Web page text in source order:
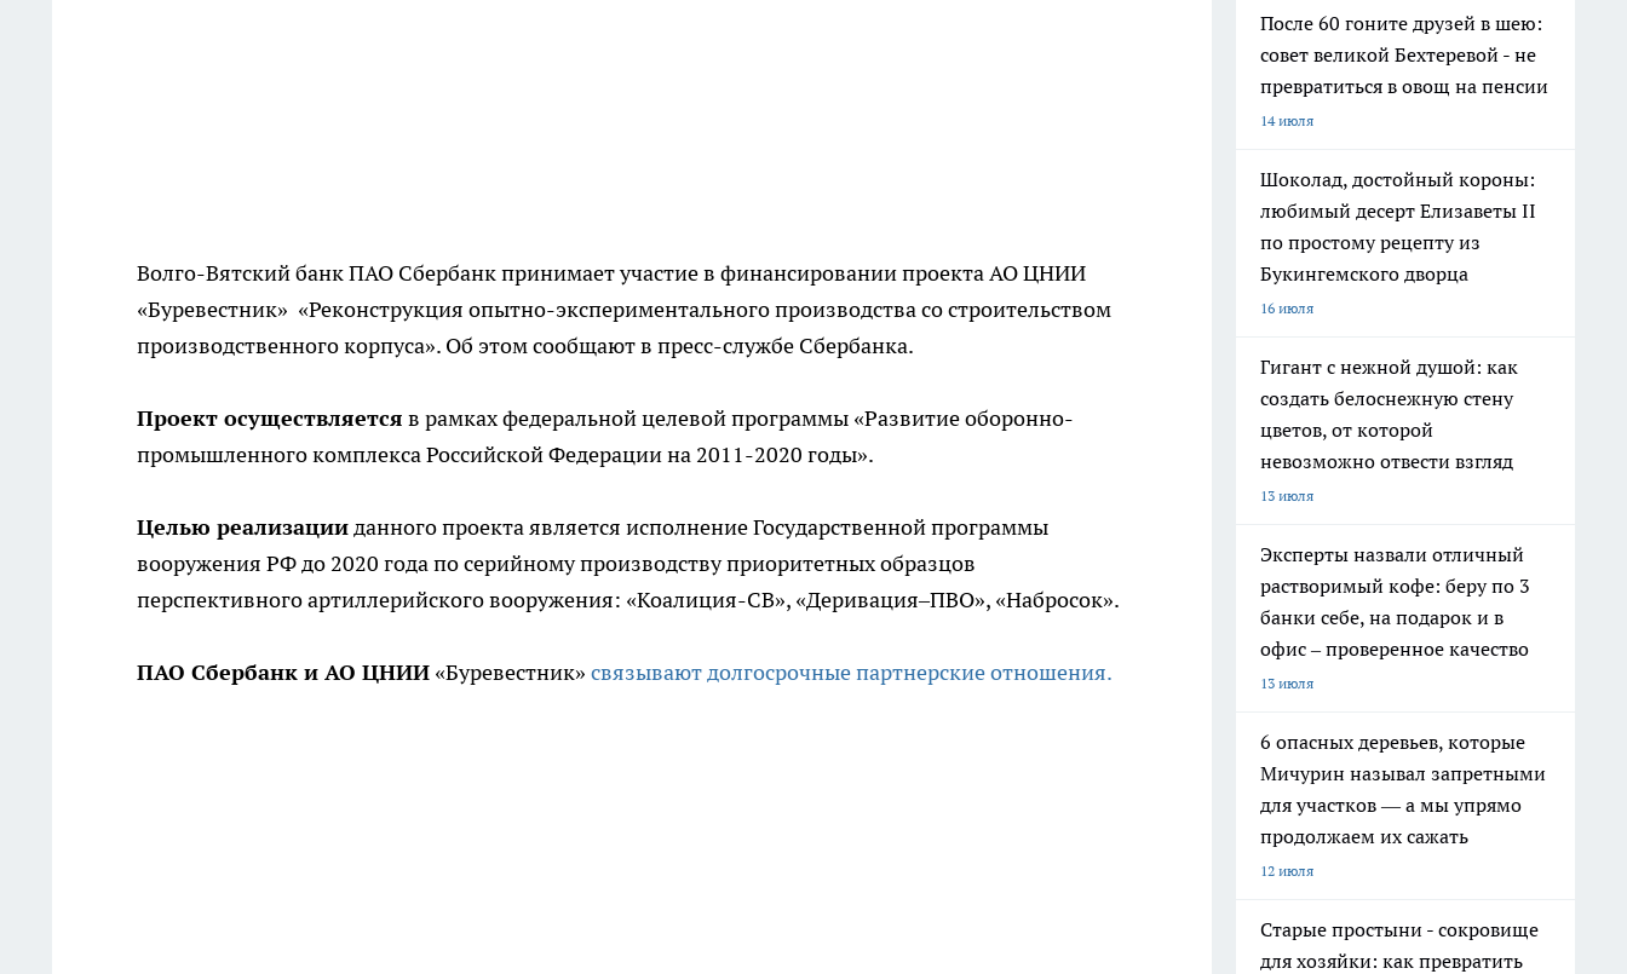
Волго-Вятский банк ПАО Сбербанк принимает участие в финансировании проекта АО ЦНИИ
«Буревестник» «Реконструкция опытно-экспериментального производства со строительством
производственного корпуса». Об этом сообщают в пресс-службе Сбербанка.
Проект осуществляется в рамках федеральной целевой программы «Развитие оборонно-
промышленного комплекса Российской Федерации на 2011-2020 годы».
Целью реализацииданного проекта является исполнение Государственной программы
вооружения РФ до 2020 года по серийному производству приоритетных образцов
перспективного артиллерийского вооружения: «Коалиция-СВ», «Деривация–ПВО», «Набросок».
ПАО Сбербанк и АО ЦНИИ «Буревестник» связывают долгосрочные партнерские отношения.
После 60 гоните друзей в шею:
совет великой Бехтеревой - не
превратиться в овощ на пенсии
14 июля
Шоколад, достойный короны:
любимый десерт Елизаветы II
по простому рецепту из
Букингемского дворца
16 июля
Гигант с нежной душой: как
создать белоснежную стену
цветов, от которой
невозможно отвести взгляд
13 июля
Эксперты назвали отличный
растворимый кофе: беру по 3
банки себе, на подарок и в
офис – проверенное качество
13 июля
6 опасных деревьев, которые
Мичурин называл запретными
для участков — а мы упрямо
продолжаем их сажать
12 июля
Старые простыни - сокровище
для хозяйки: как превратить